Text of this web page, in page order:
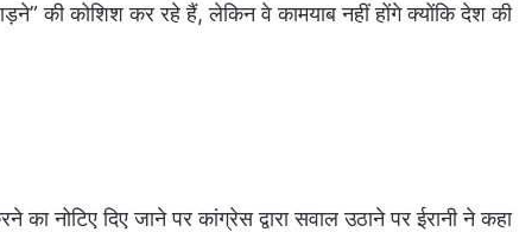
की कोशिश कर रहे हैं, लेकिन वे कामयाब नहीं होंगे क्योंकि देश की
नोटिए दिए जाने पर कांग्रेस द्वारा सवाल उठाने पर ईरानी ने कहा